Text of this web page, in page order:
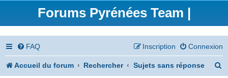
Forums Pyrénées Team |
FAQ Connexion
Inscription
Accueil du forum Rechercher Sujets sans réponse